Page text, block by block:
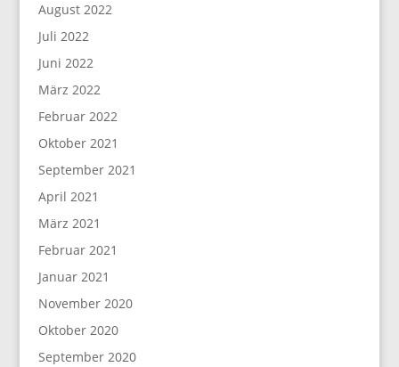
August 2022
Juli 2022
Juni 2022
März 2022
Februar 2022
Oktober 2021
September 2021
April 2021
März 2021
Februar 2021
Januar 2021
November 2020
Oktober 2020
September 2020